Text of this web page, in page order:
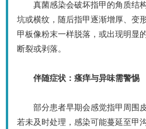
真菌感染会破坏指甲的角质结构
坑或横纹，随后指甲逐渐增厚、
甲板像粉末一样脱落，或出现明显
断裂或剥落。
伴随症状：瘙痒与异味需警惕
部分患者早期会感觉指甲周围皮
若未及时处理，感染可能蔓延至甲